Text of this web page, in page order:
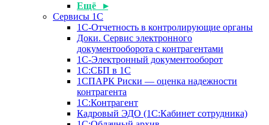
Ещё ▸
Сервисы 1С
1С-Отчетность в контролирующие органы
Доки. Сервис электронного
документооборота с контрагентами
1С-Электронный документооборот
1С:СБП в 1С
1СПАРК Риски — оценка надежности
контрагента
1С:Контрагент
Кадровый ЭДО (1С:Кабинет сотрудника)